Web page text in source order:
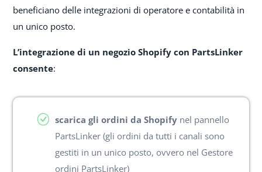
beneficiano delle integrazioni di operatore e contabilità in
un unico posto.
L’integrazione di un negozio Shopify con PartsLinker
consente:
scarica gli ordini da Shopify nel pannello
PartsLinker (gli ordini da tutti i canali sono
gestiti in un unico posto, ovvero nel Gestore
ordini PartsLinker)